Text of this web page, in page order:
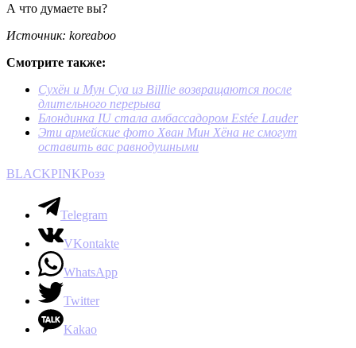
А что думаете вы?
Источник: koreaboo
Смотрите также:
Сухён и Мун Суа из Billlie возвращаются после
длительного перерыва
Блондинка IU стала амбассадором Estée Lauder
Эти армейские фото Хван Мин Хёна не смогут
оставить вас равнодушными
BLACKPINKРозэ
Telegram
VKontakte
WhatsApp
Twitter
Kakao